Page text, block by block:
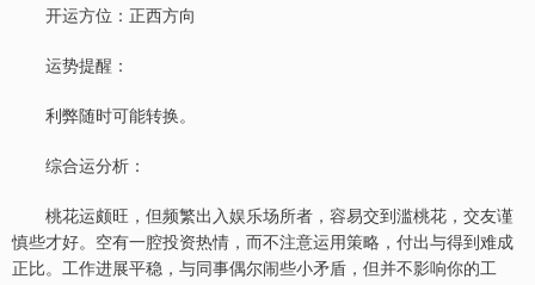
开运方位：正西方向
运势提醒：
利弊随时可能转换。
综合运分析：
桃花运颇旺，但频繁出入娱乐场所者，容易交到滥桃花，交友谨
慎些才好。空有一腔投资热情，而不注意运用策略，付出与得到难成
正比。工作进展平稳，与同事偶尔闹些小矛盾，但并不影响你的工